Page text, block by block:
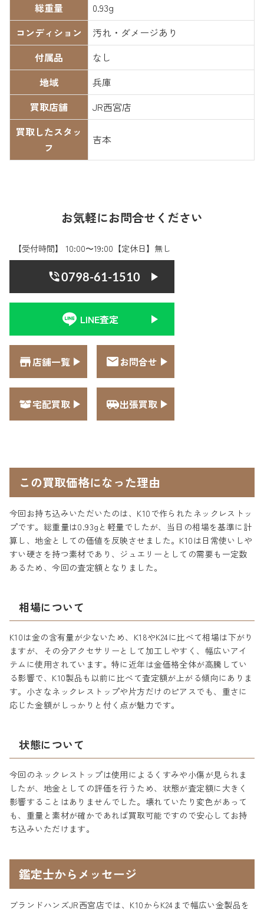
総重量
0.93g
コンディション
汚れ・ダメージあり
付属品
なし
地域
兵庫
買取店舗
JR西宮店
買取したスタッ
フ
吉本
お気軽にお問合せください
【受付時間】 10:00〜19:00【定休日】無し
0798-61-1510
LINE査定
店舗一覧 お問合せ
宅配買取 出張買取
この買取価格になった理由
今回お持ち込みいただいたのは、K10で作られたネックレストッ
プです。総重量は0.93gと軽量でしたが、当日の相場を基準に計
算し、地金としての価値を反映させました。K10は日常使いしや
すい硬さを持つ素材であり、ジュエリーとしての需要も一定数
あるため、今回の査定額となりました。
相場について
K10は金の含有量が少ないため、K18やK24に比べて相場は下がり
ますが、その分アクセサリーとして加工しやすく、幅広いアイ
テムに使用されています。特に近年は金価格全体が高騰してい
る影響で、K10製品も以前に比べて査定額が上がる傾向にありま
す。小さなネックレストップや片方だけのピアスでも、重さに
応じた金額がしっかりと付く点が魅力です。
状態について
今回のネックレストップは使用によるくすみや小傷が見られま
したが、地金としての評価を行うため、状態が査定額に大きく
影響することはありませんでした。壊れていたり変色があって
も、重量と素材が確かであれば買取可能ですので安心してお持
ち込みいただけます。
鑑定士からメッセージ
ブランドハンズJR西宮店では、K10からK24まで幅広い金製品を